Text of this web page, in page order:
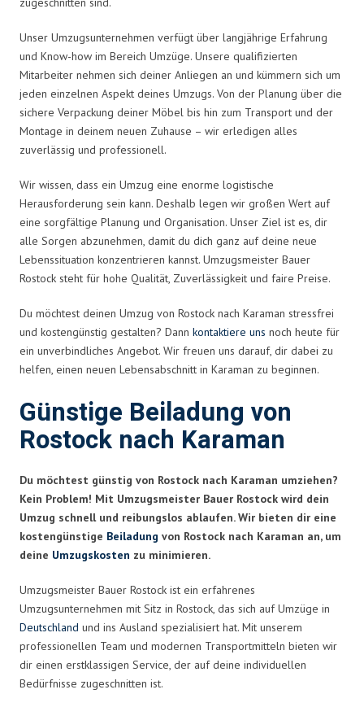
Unser Umzugsunternehmen verfügt über langjährige Erfahrung
und Know-how im Bereich Umzüge. Unsere qualifizierten
Mitarbeiter nehmen sich deiner Anliegen an und kümmern sich um
jeden einzelnen Aspekt deines Umzugs. Von der Planung über die
sichere Verpackung deiner Möbel bis hin zum Transport und der
Montage in deinem neuen Zuhause – wir erledigen alles
zuverlässig und professionell.
Wir wissen, dass ein Umzug eine enorme logistische
Herausforderung sein kann. Deshalb legen wir großen Wert auf
eine sorgfältige Planung und Organisation. Unser Ziel ist es, dir
alle Sorgen abzunehmen, damit du dich ganz auf deine neue
Lebenssituation konzentrieren kannst. Umzugsmeister Bauer
Rostock steht für hohe Qualität, Zuverlässigkeit und faire Preise.
Du möchtest deinen Umzug von Rostock nach Karaman stressfrei
und kostengünstig gestalten? Dann kontaktiere uns noch heute für
ein unverbindliches Angebot. Wir freuen uns darauf, dir dabei zu
helfen, einen neuen Lebensabschnitt in Karaman zu beginnen.
Günstige Beiladung von
Rostock nach Karaman
Du möchtest günstig von Rostock nach Karaman umziehen?
Kein Problem! Mit Umzugsmeister Bauer Rostock wird dein
Umzug schnell und reibungslos ablaufen. Wir bieten dir eine
kostengünstige Beiladung von Rostock nach Karaman an, um
deine Umzugskosten zu minimieren.
Umzugsmeister Bauer Rostock ist ein erfahrenes
Umzugsunternehmen mit Sitz in Rostock, das sich auf Umzüge in
Deutschland und ins Ausland spezialisiert hat. Mit unserem
professionellen Team und modernen Transportmitteln bieten wir
dir einen erstklassigen Service, der auf deine individuellen
Bedürfnisse zugeschnitten ist.